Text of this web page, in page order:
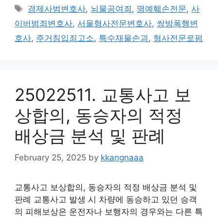
Tags
경제사범변호사, 뇌물공여죄 , 명예훼손전문,사
이버범죄변호사, 서울형사전문변호사, 쌍방폭행변
호사, 주거침입죄고소, 특수재물손괴 , 형사전문로펌
25022511. 교통사고 보
상합의, 동승자의 적정
배상금 분석 및 판례
February 25, 2025 by kkangnaaa
교통사고 보상합의, 동승자의 적정 배상금 분석 및
판례 교통사고 발생 시 차량에 동승하고 있던 승객
의 피해보상은 운전자나 보행자의 경우와는 다른 특